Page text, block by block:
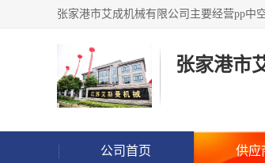
张家港市
公司首页 供应